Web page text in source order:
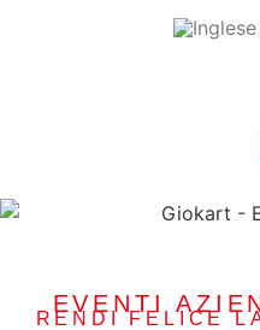
EVENTI
RENDI FELICE